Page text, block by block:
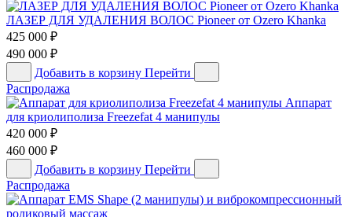
ЛАЗЕР ДЛЯ УДАЛЕНИЯ ВОЛОС Pioneer от Ozero Khanka
425 000 ₽
490 000 ₽
Добавить в корзину Перейти
Распродажа
Аппарат
для криолиполиза Freezefat 4 манипулы
420 000 ₽
460 000 ₽
Добавить в корзину Перейти
Распродажа